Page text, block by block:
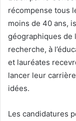
récompense tous
moins de 40 ans,
géographiques de
recherche, à
et lauréates
lancer leur
idées.
Les candidatures